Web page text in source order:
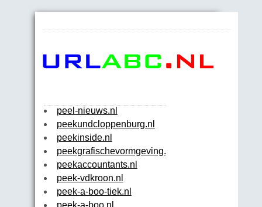
peel-nieuws.nl
peekundcloppenburg.nl
peekinside.nl
peekgrafischevormgeving.nl
peekaccountants.nl
peek-vdkroon.nl
peek-a-boo-tiek.nl
peek-a-boo.nl